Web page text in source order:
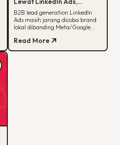
Strategi yang Masih
Jarang Dicoba Brand
Lokal
B2B lead generation LinkedIn
Ads masih jarang dicoba brand
lokal dibanding Meta/Google
unggul buat B2B dan cara
eksekusinya.
Read More